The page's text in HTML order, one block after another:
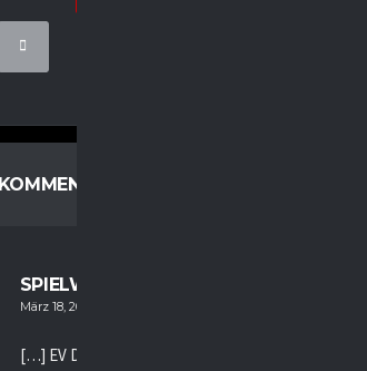
KOMMENTARE (1)
SPIELWOCHE KW 11-25 – Jungfüchse
März 18, 2025
[…] EV Duisburg U20 zieht ins Playoff-Finale ein